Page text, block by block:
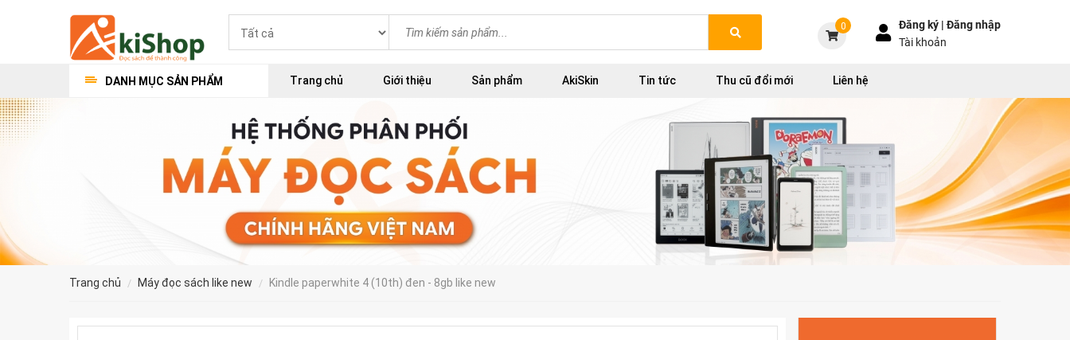
0 Đăng ký |Đăng nhập
Tài khoản
DANH MỤC SẢN PHẨM Trang chủ Giới thiệu Sản phẩm AkiSkin Tin tức Thu cũ đổi mới Liên hệ
trang chủ máy đọc sách like new kindle paperwhite 4 (10th) đen - 8gb like new